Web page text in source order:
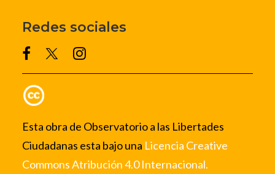
Redes sociales
Esta obra de Observatorio a las Libertades
Ciudadanas esta bajo una Licencia Creative
Commons Atribución 4.0 Internacional.